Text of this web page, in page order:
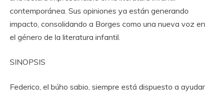
contemporánea. Sus opiniones ya están generando
impacto, consolidando a Borges como una nueva voz en
el género de la literatura infantil.
SINOPSIS
Federico, el búho sabio, siempre está dispuesto a ayudar